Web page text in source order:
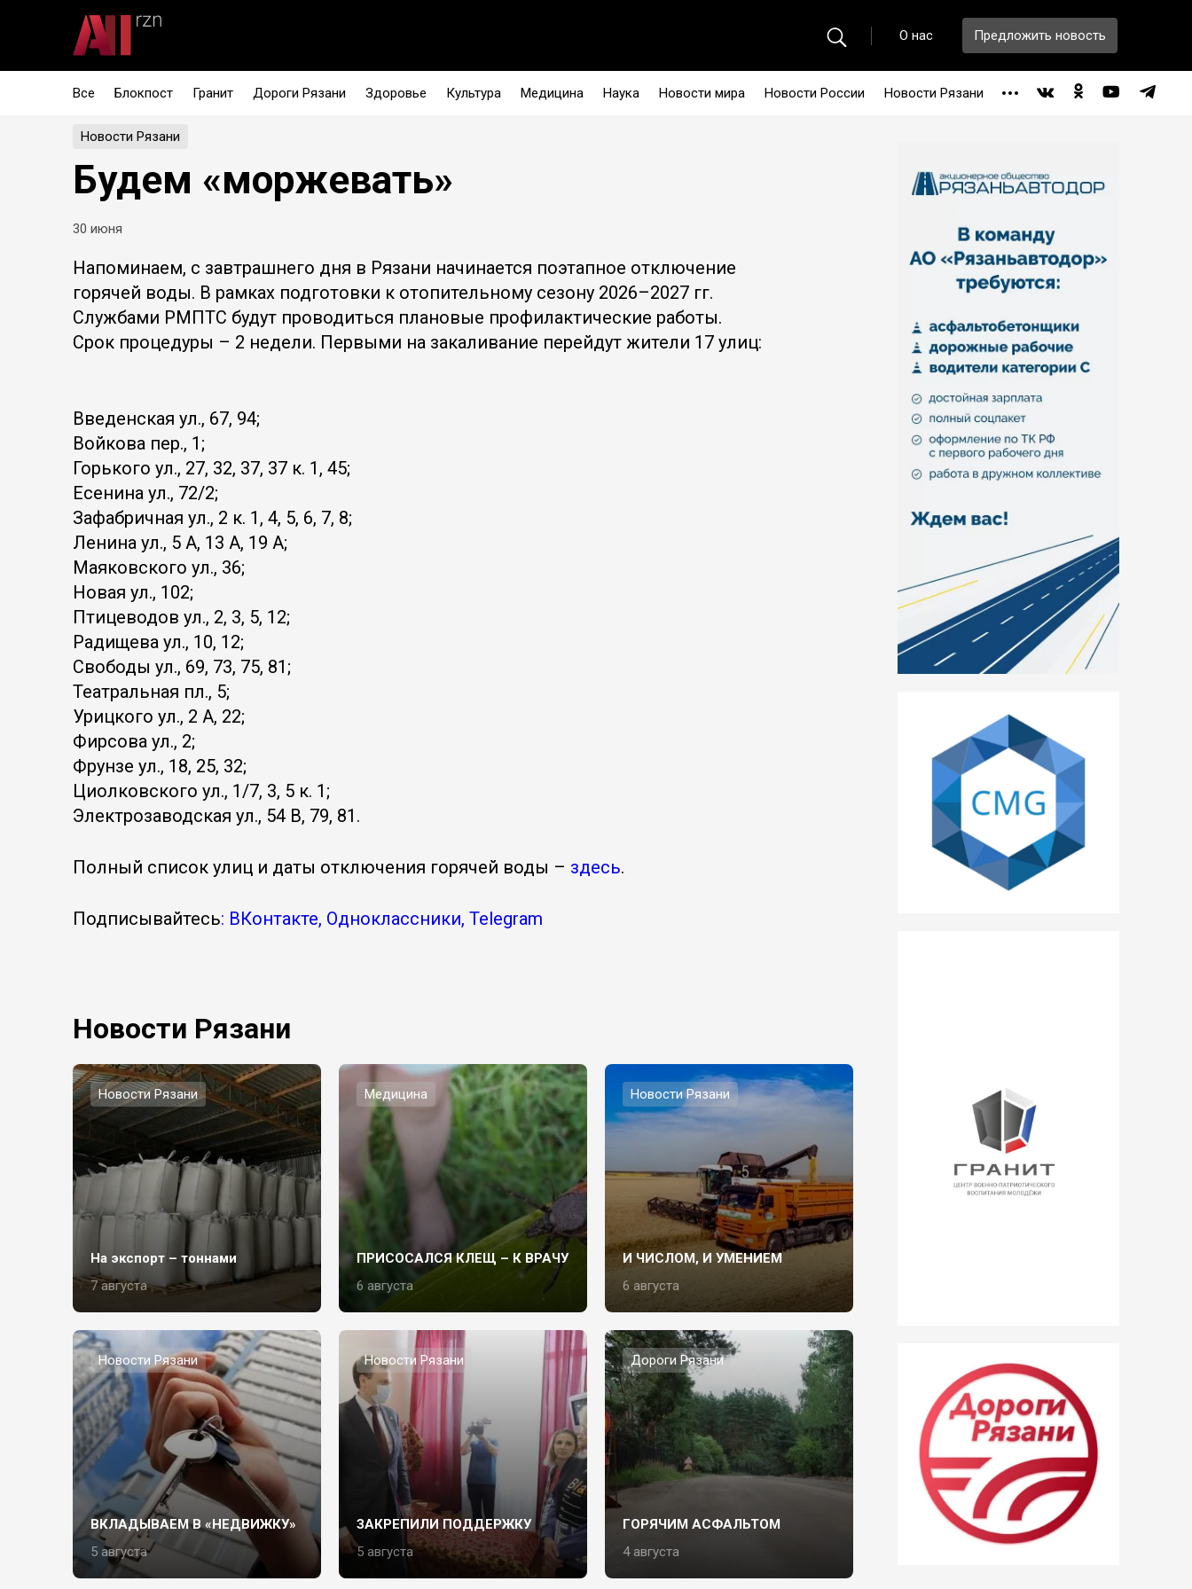
О нас Предложить новость
Все Блокпост Гранит Дороги Рязани Здоровье Культура Медицина Наука Новости мира Новости России Новости Рязани
Новости Рязани
Будем «моржевать»
30 июня
Напоминаем, с завтрашнего дня в Рязани начинается поэтапное отключение
горячей воды. В рамках подготовки к отопительному сезону 2026–2027 гг.
Службами РМПТС будут проводиться плановые профилактические работы.
Срок процедуры – 2 недели. Первыми на закаливание перейдут жители 17 улиц:
Введенская ул., 67, 94;
Войкова пер., 1;
Горького ул., 27, 32, 37, 37 к. 1, 45;
Есенина ул., 72/2;
Зафабричная ул., 2 к. 1, 4, 5, 6, 7, 8;
Ленина ул., 5 А, 13 А, 19 А;
Маяковского ул., 36;
Новая ул., 102;
Птицеводов ул., 2, 3, 5, 12;
Радищева ул., 10, 12;
Свободы ул., 69, 73, 75, 81;
Театральная пл., 5;
Урицкого ул., 2 А, 22;
Фирсова ул., 2;
Фрунзе ул., 18, 25, 32;
Циолковского ул., 1/7, 3, 5 к. 1;
Электрозаводская ул., 54 В, 79, 81.
Полный список улиц и даты отключения горячей воды – здесь.
Подписывайтесь: ВКонтакте, Одноклассники, Telegram
Новости Рязани
Новости Рязани
На экспорт – тоннами
7 августа
Медицина
ПРИСОСАЛСЯ КЛЕЩ – К ВРАЧУ
6 августа
Новости Рязани
И ЧИСЛОМ, И УМЕНИЕМ
6 августа
Новости Рязани
ВКЛАДЫВАЕМ В «НЕДВИЖКУ»
5 августа
Новости Рязани
ЗАКРЕПИЛИ ПОДДЕРЖКУ
5 августа
Дороги Рязани
ГОРЯЧИМ АСФАЛЬТОМ
4 августа